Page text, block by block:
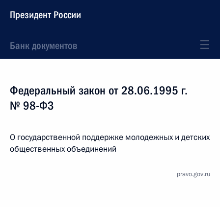
Президент России
Банк документов
Федеральный закон от 28.06.1995 г.
№ 98-ФЗ
О государственной поддержке молодежных и детских
общественных объединений
pravo.gov.ru